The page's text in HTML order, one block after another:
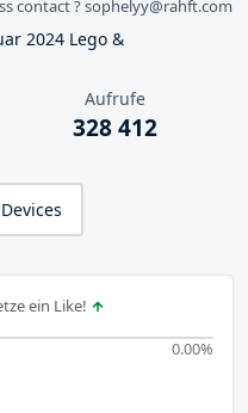
contact ? sophelyy@rahft.com
2024 Lego &
Aufrufe
328 412
Devices
ein Like!
0.00%